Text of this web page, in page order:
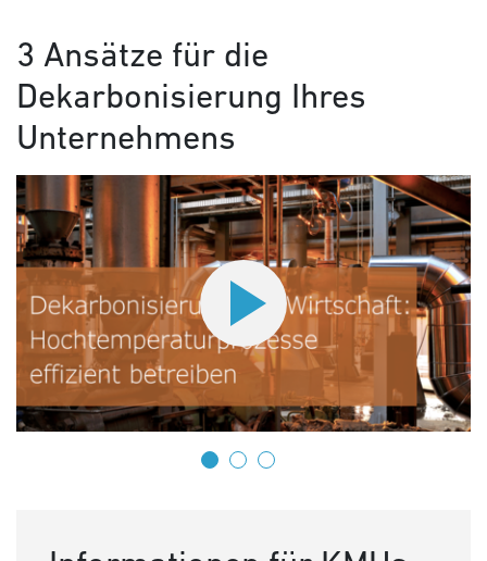
3 Ansätze für die
Dekarbonisierung Ihres
Unternehmens